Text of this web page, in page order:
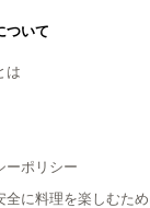
ついて
は
ーポリシー
全に料理を楽しむため